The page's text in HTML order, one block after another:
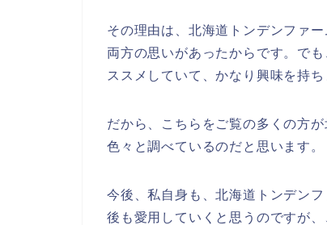
その理由は、北海道トンデンファ
両方の思いがあったからです。で
ススメしていて、かなり興味を持ち
だから、こちらをご覧の多くの方
色々と調べているのだと思います。
今後、私自身も、北海道トンデン
後も愛用していくと思うのですが